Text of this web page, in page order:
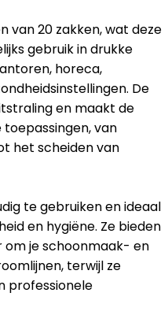
van 20 zakken, wat deze
gebruik in drukke
horeca,
De
en maakt de
van
het scheiden van
te gebruiken en ideaal
en hygiëne. Ze bieden
je schoonmaak- en
terwijl ze
professionele